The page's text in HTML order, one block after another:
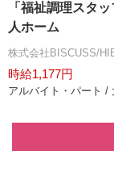
「福祉調理スタ
人ホーム
株式会社BISCUSS/
時給1,177円
アルバイト・パート /